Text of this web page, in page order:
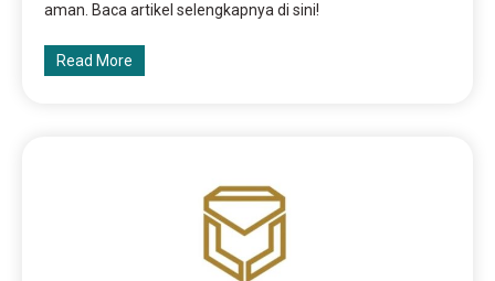
aman. Baca artikel selengkapnya di sini!
Read More